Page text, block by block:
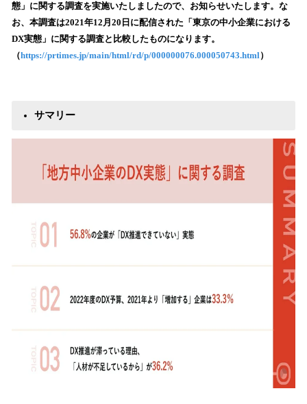
込
み
中
で
態」に関する調査を実施いたしましたので、お知らせいたします。な
お、本調査は2021年12月20日に配信された「東京の中小企業における
DX実態」に関する調査と比較したものになります。
（https://prtimes.jp/main/html/rd/p/000000076.000050743.html）
サマリー​​